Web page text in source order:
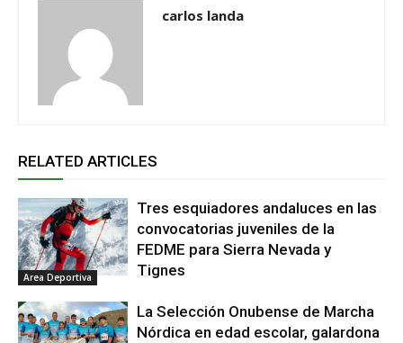
carlos landa
RELATED ARTICLES
Area Deportiva
Tres esquiadores andaluces en las
convocatorias juveniles de la
FEDME para Sierra Nevada y
Tignes
La Selección Onubense de Marcha
Nórdica en edad escolar, galardona